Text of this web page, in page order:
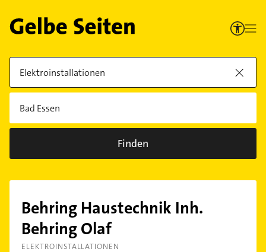
Finden
Behring Haustechnik Inh.
Behring Olaf
ELEKTROINSTALLATIONEN